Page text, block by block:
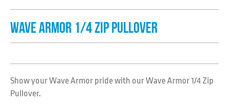
WAVE ARMOR 1/4 ZIP PULLOVER
Show your Wave Armor pride with our Wave Armor 1/4 Zip
Pullover.